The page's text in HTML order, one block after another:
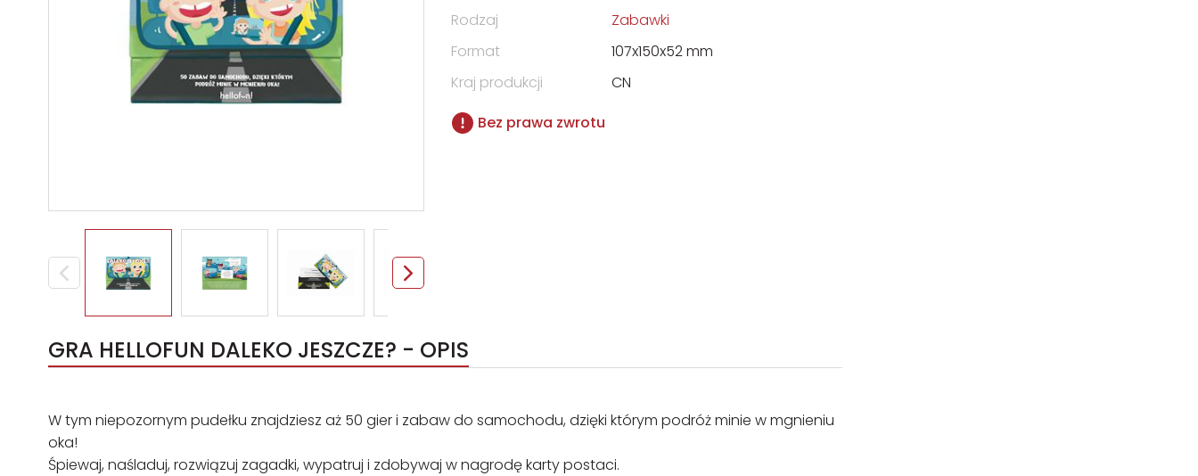
Rodzaj
Zabawki
Format
107x150x52 mm
Kraj produkcji
CN
Bez prawa zwrotu
GRA HELLOFUN DALEKO JESZCZE? - OPIS
W tym niepozornym pudełku znajdziesz aż 50 gier i zabaw do samochodu, dzięki którym podróż minie w mgnieniu
oka!
Śpiewaj, naśladuj, rozwiązuj zagadki, wypatruj i zdobywaj w nagrodę karty postaci.